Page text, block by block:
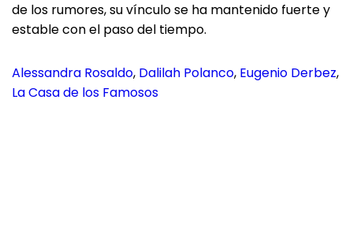
de los rumores, su vínculo se ha mantenido fuerte y
estable con el paso del tiempo.
Alessandra Rosaldo, Dalilah Polanco, Eugenio Derbez
La Casa de los Famosos